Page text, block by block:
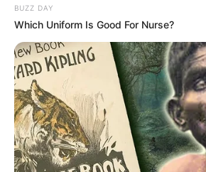
BUZZ DAY
Which Uniform Is Good For Nurse?